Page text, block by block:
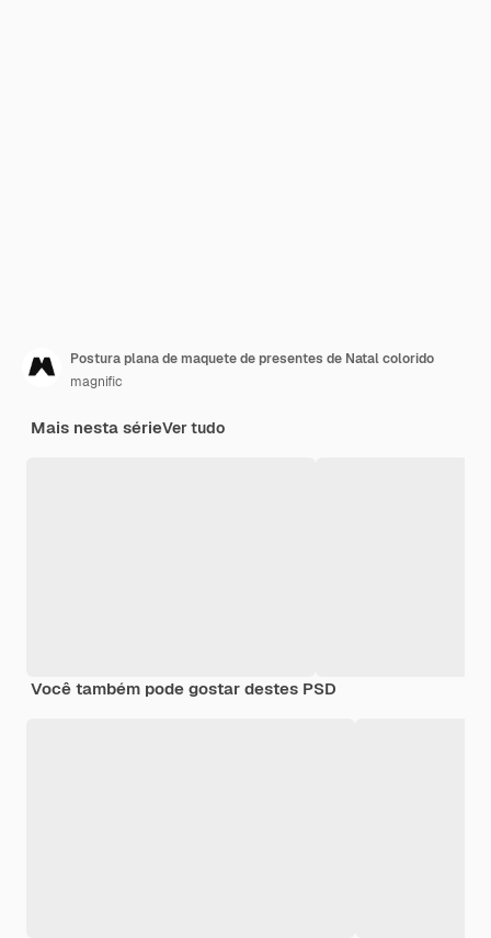
Postura plana de maquete de presentes de Natal colorido
magnific
Mais nesta sérieVer tudo
Você também pode gostar destes PSD